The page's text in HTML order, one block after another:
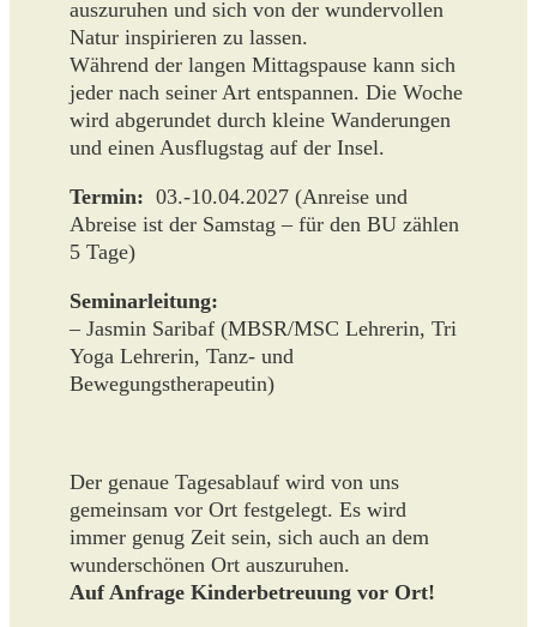
auszuruhen und sich von der wundervollen
Natur inspirieren zu lassen.
Während der langen Mittagspause kann sich
jeder nach seiner Art entspannen. Die Woche
wird abgerundet durch kleine Wanderungen
und einen Ausflugstag auf der Insel.
Termin: 03.-10.04.2027 (Anreise und
Abreise ist der Samstag – für den BU zählen
5 Tage)
Seminarleitung:
– Jasmin Saribaf (MBSR/MSC Lehrerin, Tri
Yoga Lehrerin, Tanz- und
Bewegungstherapeutin)
Der genaue Tagesablauf wird von uns
gemeinsam vor Ort festgelegt. Es wird
immer genug Zeit sein, sich auch an dem
wunderschönen Ort auszuruhen.
Auf Anfrage Kinderbetreuung vor Ort!